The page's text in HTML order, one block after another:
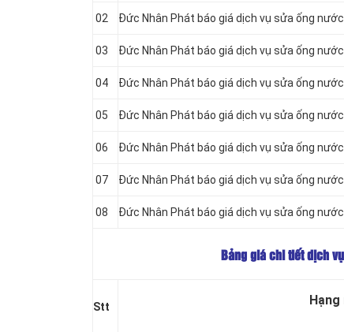
02 Đức Nhân Phát báo giá dịch vụ sửa ống
03 Đức Nhân Phát báo giá dịch vụ sửa ống
04 Đức Nhân Phát báo giá dịch vụ sửa ống
05 Đức Nhân Phát báo giá dịch vụ sửa ống
06 Đức Nhân Phát báo giá dịch vụ sửa ống
07 Đức Nhân Phát báo giá dịch vụ sửa ống
08 Đức Nhân Phát báo giá dịch vụ sửa ống
Bảng giá chi tiết dịch
Stt Hạng